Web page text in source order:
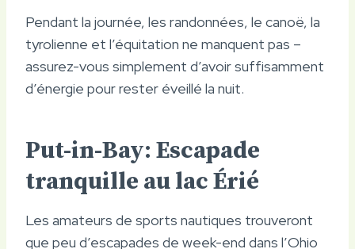
Pendant la journée, les randonnées, le canoë, la
tyrolienne et l’équitation ne manquent pas –
assurez-vous simplement d’avoir suffisamment
d’énergie pour rester éveillé la nuit.
Put-in-Bay: Escapade
tranquille au lac Érié
Les amateurs de sports nautiques trouveront
que peu d’escapades de week-end dans l’Ohio